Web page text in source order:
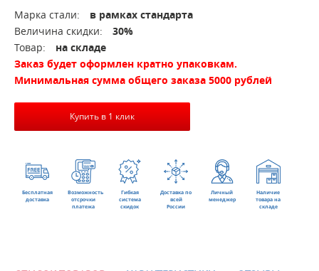
Марка стали:
в рамках стандарта
Величина скидки:
30%
Товар:
на складе
Заказ будет оформлен кратно упаковкам.
Минимальная сумма общего заказа 5000 рублей
Купить в 1 клик
Бесплатная
доставка
Возможность
отсрочки
платежа
Гибкая
система
скидок
Доставка по
всей
России
Личный
менеджер
Наличие
товара на
складе